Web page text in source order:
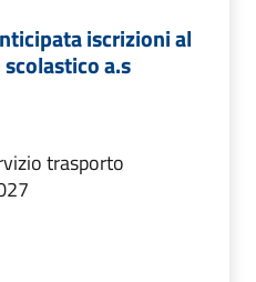
iscrizioni al
a.s
trasporto